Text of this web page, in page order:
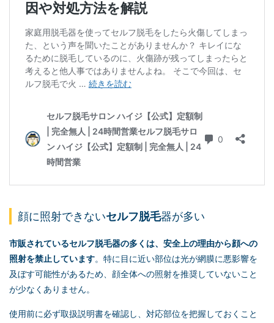
顔に照射できないセルフ脱毛器が多い
市販されているセルフ脱毛器の多くは、安全上の理由から顔への
照射を禁止しています。特に目に近い部位は光が網膜に悪影響を
及ぼす可能性があるため、顔全体への照射を推奨していないこと
が少なくありません。
使用前に必ず取扱説明書を確認し、対応部位を把握しておくこと